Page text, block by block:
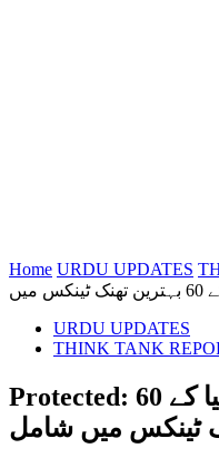
Home URDU UPDATES
URDU UPDATES
THINK TANK
Protected: پاکستان کا تھنک ٹینک دنیا کے 60
ٹینکس میں شامل